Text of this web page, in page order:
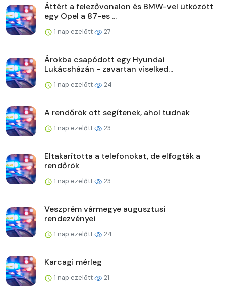
Áttért a felezővonalon és BMW-vel ütközött
egy Opel a 87-es ...
1 nap ezelőtt 27
Árokba csapódott egy Hyundai
Lukácsházán - zavartan viselked...
1 nap ezelőtt 24
A rendőrök ott segítenek, ahol tudnak
1 nap ezelőtt 23
Eltakarította a telefonokat, de elfogták a
rendőrök
1 nap ezelőtt 23
Veszprém vármegye augusztusi
rendezvényei
1 nap ezelőtt 24
Karcagi mérleg
1 nap ezelőtt 21